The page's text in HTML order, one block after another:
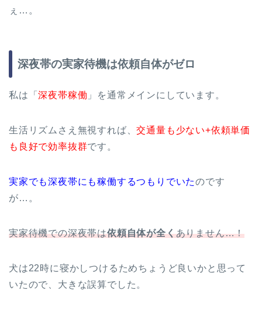
ぇ…。
深夜帯の実家待機は依頼自体がゼロ
私は「深夜帯稼働 」を通常メインにしています。
生活リズムさえ無視すれば、交通量も少ない+依頼単価
も良好で効率抜群です。
実家でも深夜帯にも稼働するつもりでいたのです
が…。
実家待機での深夜帯は依頼自体が全くありません…！
犬は22時に寝かしつけるためちょうど良いかと思って
いたので、大きな誤算でした。